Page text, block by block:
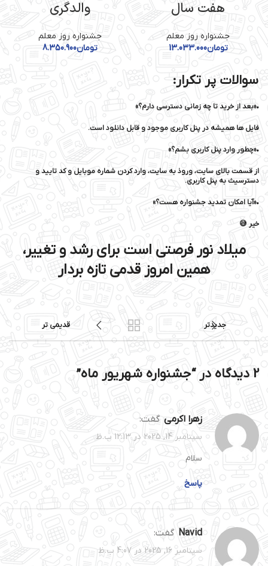
هفت سال
جشنواره روز معلم
تومان13.033.000
والدگری
جشنواره روز معلم
تومان8.350.900
سوالات پر تکرار:
•«بعد از خرید تا چه زمانی دسترسی دارم؟»
فایل ها همیشه در پنل کاربری موجود و قابل دانلود است.
•«چطور وارد پنل کاربری بشم؟»
از قسمت بالای سایت، وروذ به سایت، وارد کردن شماره موبایل و کد تایید و
دسترسیث به پنل کاربری.
•«آیا امکان تمدید جشنواره هست؟»
خیر 😅
میلاد نور فرصتی است برای رشد و تغییر،
همین امروز قدمی تازه بردار
جدیدتر قدیمی تر
2 دیدگاه در “ جشنواره شهریور ماه”
زهرا اکرمی گفت:
سپتامبر 14, 2025 در 12:13 ب.ظ
سلام
پاسخ
navid گفت:
سپتامبر 16, 2025 در 4:07 ب.ظ